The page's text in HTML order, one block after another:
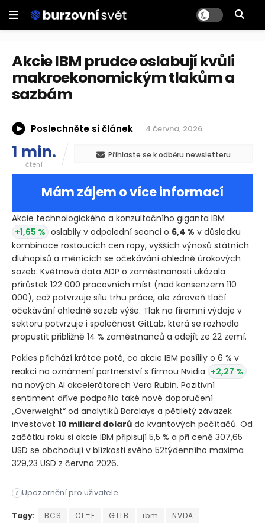
Akcie IBM prudce oslabují kvůli
makroekonomickým tlakům a
sazbám
Poslechněte si článek 4 června, 2026
1 min.
čtení
Přihlaste se k odběru newsletteru
Mám zájem o více informací
Akcie technologického a konzultačního giganta IBM
+1,65 % oslabily v odpolední seanci o 6,4 % v důsledku
kombinace rostoucích cen ropy, vyšších výnosů státních
dluhopisů a měnících se očekávání ohledně úrokových
sazeb. Květnová data ADP o zaměstnanosti ukázala
přírůstek 122 000 pracovních míst (nad konsenzem 110
000), což potvrzuje sílu trhu práce, ale zároveň tlačí
očekávání ohledně sazeb výše. Tlak na firemní výdaje v
sektoru potvrzuje i společnost GitLab, která se rozhodla
propustit přibližně 14 % zaměstnanců a odejít ze 22 zemí.
Pokles přichází krátce poté, co akcie IBM posílily o 6 % v
reakci na oznámení partnerství s firmou Nvidia +2,27 %
na nových AI akcelerátorech Vera Rubin. Pozitivní
sentiment dříve podpořilo také nové doporučení
„Overweight“ od analytiků Barclays a pětiletý závazek
investovat 10 miliard dolarů do kvantových počítačů. Od
začátku roku si akcie IBM připisují 5,5 % a při ceně 307,65
USD se obchodují v blízkosti svého 52týdenního maxima
329,23 USD z června 2026.
i Upozornění pro uživatele
Akcie technologického a konzultačního giganta IBM
Tagy: BCS CL=F GTLB ibm NVDA